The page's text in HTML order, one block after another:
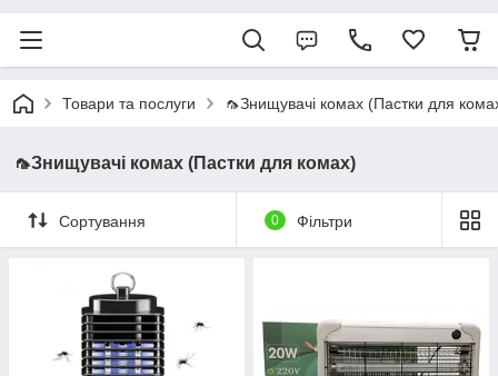
Товари та послуги 🦟Знищувачі комах (Пастки для
🦟Знищувачі комах (Пастки для комах)
Сортування 0 Фільтри